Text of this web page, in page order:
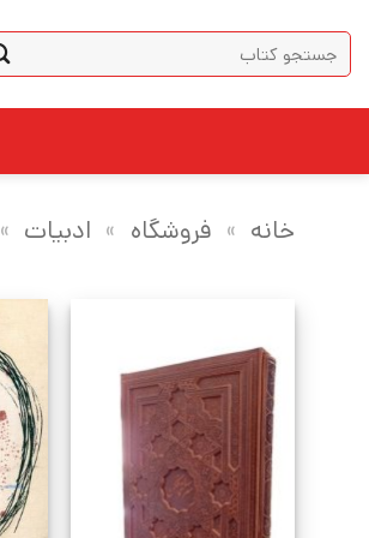
content
جستجو
برای:
خانه » فروشگاه » ادبیات »